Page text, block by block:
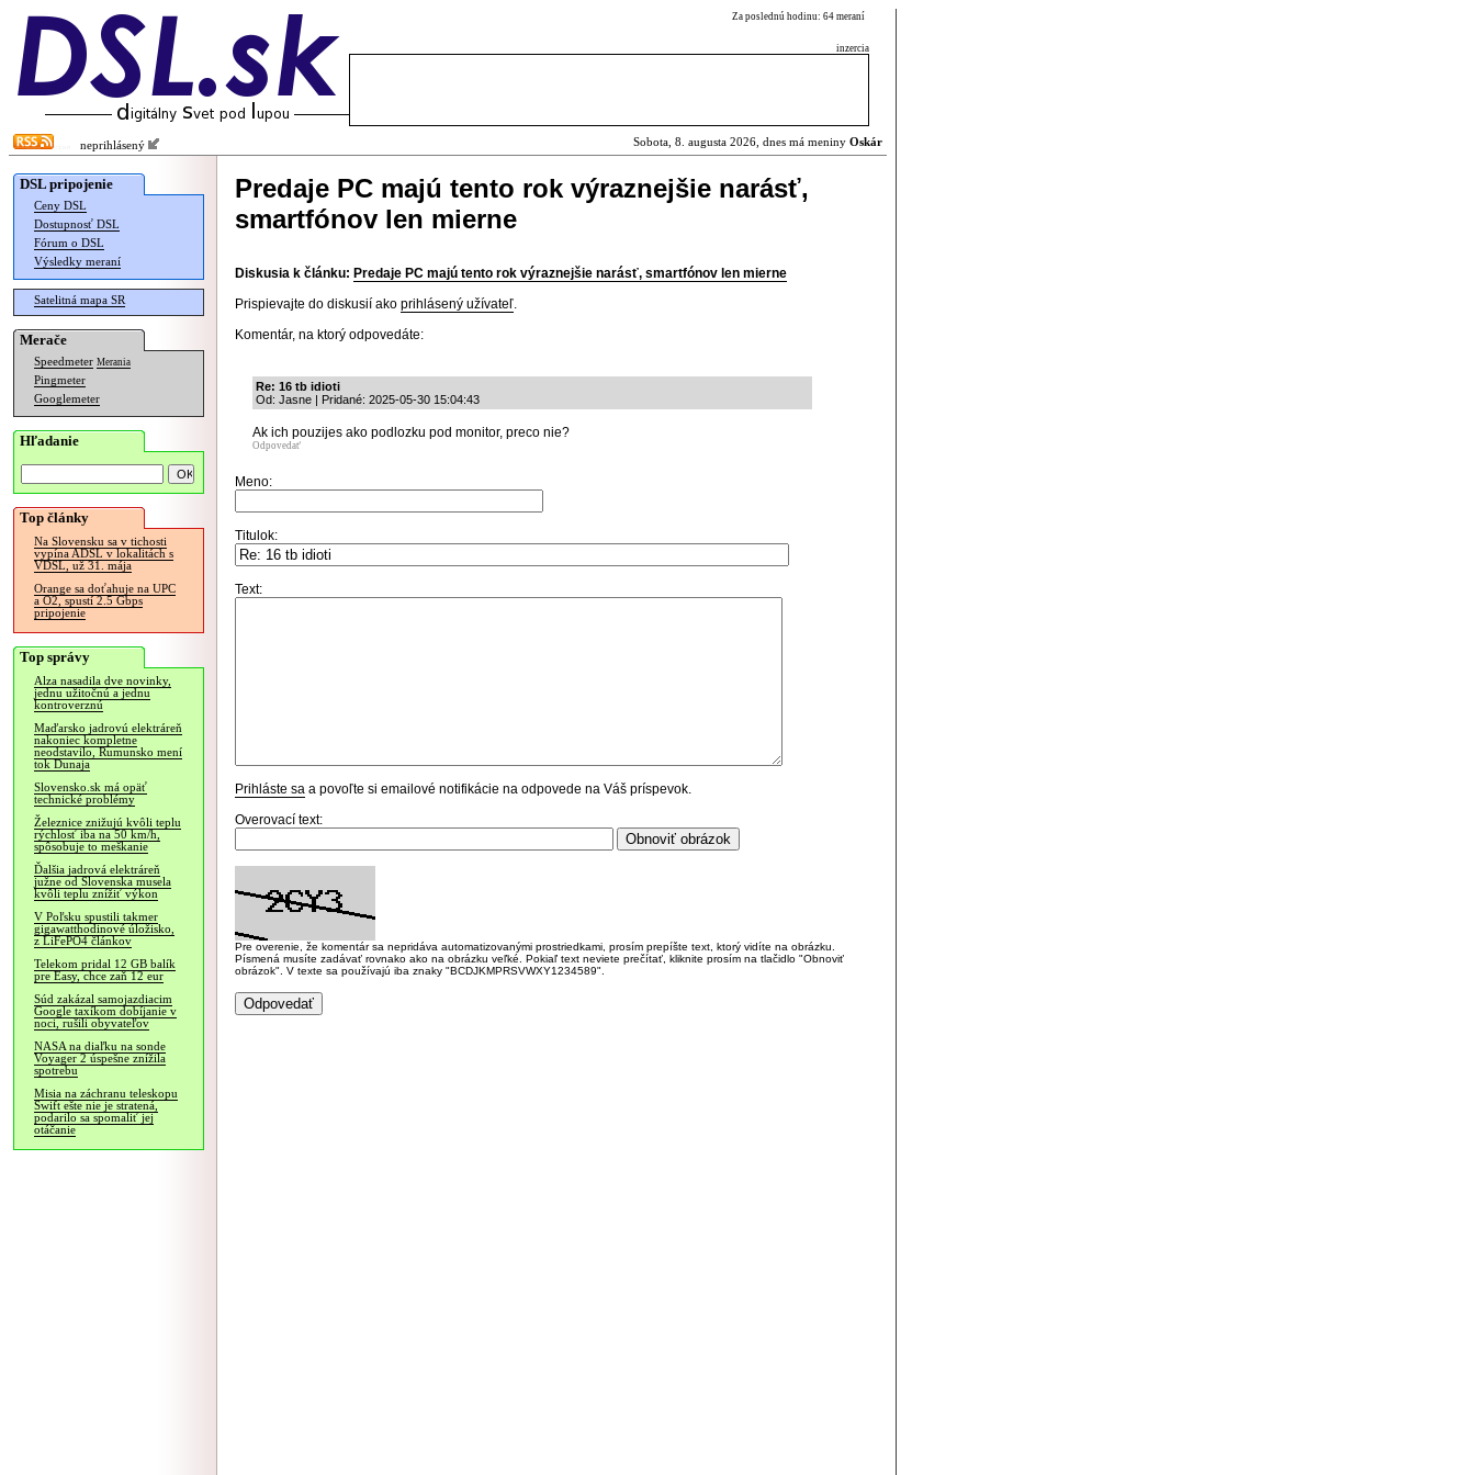
Za poslednú hodinu: 64 meraní
inzercia
neprihlásený Sobota, 8. augusta 2026, dnes má meniny Oskár
DSL pripojenie
Ceny DSL
Dostupnosť DSL
Fórum o DSL
Výsledky meraní
Satelitná mapa SR
Merače
Speedmeter Merania
Pingmeter
Googlemeter
Hľadanie
Top články
Na Slovensku sa v tichosti
vypína ADSL v lokalitách s
VDSL, už 31. mája
Orange sa doťahuje na UPC
a O2, spustí 2.5 Gbps
pripojenie
Top správy
Alza nasadila dve novinky,
jednu užitočnú a jednu
kontroverznú
Maďarsko jadrovú elektráreň
nakoniec kompletne
neodstavilo, Rumunsko mení
tok Dunaja
Slovensko.sk má opäť
technické problémy
Železnice znižujú kvôli teplu
rýchlosť iba na 50 km/h,
spôsobuje to meškanie
Ďalšia jadrová elektráreň
južne od Slovenska musela
kvôli teplu znížiť výkon
V Poľsku spustili takmer
gigawatthodinové úložisko,
z LiFePO4 článkov
Telekom pridal 12 GB balík
pre Easy, chce zaň 12 eur
Súd zakázal samojazdiacim
Google taxíkom dobíjanie v
noci, rušili obyvateľov
NASA na diaľku na sonde
Voyager 2 úspešne znížila
spotrebu
Misia na záchranu teleskopu
Swift ešte nie je stratená,
podarilo sa spomaliť jej
otáčanie
Predaje PC majú tento rok výraznejšie narásť,
smartfónov len mierne
Diskusia k článku: Predaje PC majú tento rok výraznejšie narásť, smartfónov len mierne
Prispievajte do diskusií ako prihlásený užívateľ.
Komentár, na ktorý odpovedáte:
Re: 16 tb idioti
Od: Jasne | Pridané: 2025-05-30 15:04:43
Ak ich pouzijes ako podlozku pod monitor, preco nie?
Odpovedať
Meno:
Titulok:
Text:
Prihláste sa a povoľte si emailové notifikácie na odpovede na Váš príspevok.
Overovací text:
Pre overenie, že komentár sa nepridáva automatizovanými prostriedkami, prosím prepíšte text, ktorý vidíte na obrázku.
Písmená musíte zadávať rovnako ako na obrázku veľké. Pokiaľ text neviete prečítať, kliknite prosím na tlačidlo "Obnoviť
obrázok". V texte sa používajú iba znaky "BCDJKMPRSVWXY1234589".